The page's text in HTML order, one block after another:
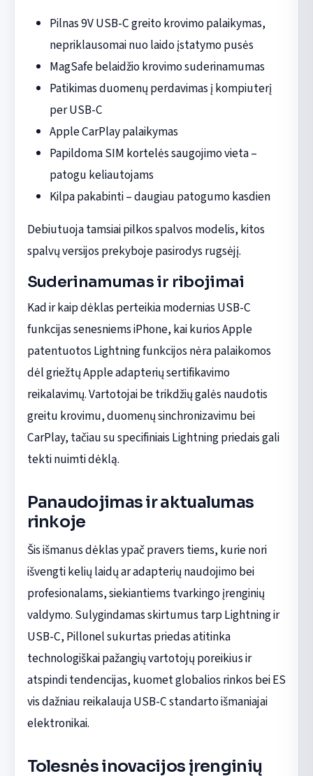
Pilnas 9V USB-C greito krovimo palaikymas,
nepriklausomai nuo laido įstatymo pusės
MagSafe belaidžio krovimo suderinamumas
Patikimas duomenų perdavimas į kompiuterį
per USB-C
Apple CarPlay palaikymas
Papildoma SIM kortelės saugojimo vieta –
patogu keliautojams
Kilpa pakabinti – daugiau patogumo kasdien
Debiutuoja tamsiai pilkos spalvos modelis, kitos
spalvų versijos prekyboje pasirodys rugsėjį.
Suderinamumas ir ribojimai
Kad ir kaip dėklas perteikia modernias USB-C
funkcijas senesniems iPhone, kai kurios Apple
patentuotos Lightning funkcijos nėra palaikomos
dėl griežtų Apple adapterių sertifikavimo
reikalavimų. Vartotojai be trikdžių galės naudotis
greitu krovimu, duomenų sinchronizavimu bei
CarPlay, tačiau su specifiniais Lightning priedais gali
tekti nuimti dėklą.
Panaudojimas ir aktualumas
rinkoje
Šis išmanus dėklas ypač pravers tiems, kurie nori
išvengti kelių laidų ar adapterių naudojimo bei
profesionalams, siekiantiems tvarkingo įrenginių
valdymo. Sulygindamas skirtumus tarp Lightning ir
USB-C, Pillonel sukurtas priedas atitinka
technologiškai pažangių vartotojų poreikius ir
atspindi tendencijas, kuomet globalios rinkos bei ES
vis dažniau reikalauja USB-C standarto išmaniajai
elektronikai.
Tolesnės inovacijos įrenginių